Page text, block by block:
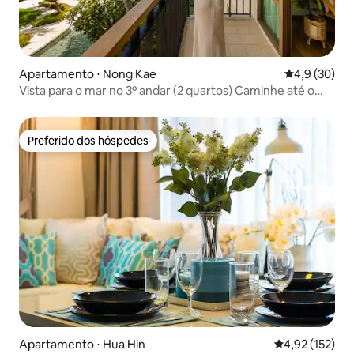
Apartamento ⋅ Nong Kae 4,9 de uma
4,9 (30)
Vista para o mar no 3º andar (2 quartos) Caminhe até o
Preferido dos hóspedes
Preferido dos hóspedes
Apartamento ⋅ Hua Hin 4,92 de uma
4,92 (152)